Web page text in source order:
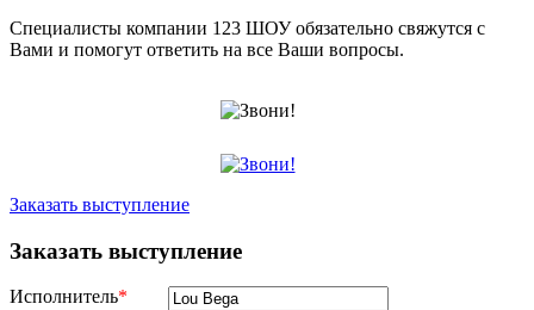
Специалисты компании 123 ШОУ обязательно свяжутся с
Вами и помогут ответить на все Ваши вопросы.
Заказать выступление
Заказать выступление
Исполнитель*